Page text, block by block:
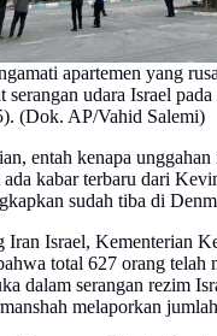
apartemen yang
serangan udara Israel pada
(Dok. AP/Vahid Salemi)
entah kenapa
ada kabar terbaru dari
sudah tiba di
Iran Israel, Kementerian
total 627 orang telah
dalam serangan rezim
melaporkan